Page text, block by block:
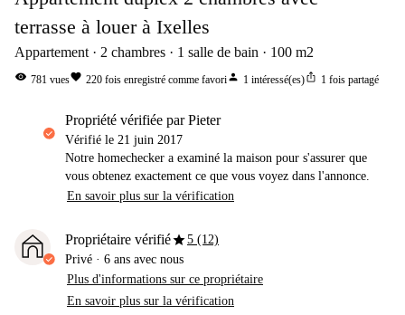
terrasse à louer à Ixelles
Appartement 2 chambres 1 salle de bain 100 m2
visibility 781 vuesfavorite 220 fois enregistré comme favoriperson 1 intéressé(es)ios_share 1 fois partagé
propriété vérifiée par Pieter
Vérifié le 21 juin 2017
Notre homechecker a examiné la maison pour s'assurer que
vous obtenez exactement ce que vous voyez dans l'annonce.
En savoir plus sur la vérification
Propriétaire vérifiéstar5 (12)
Privé · 6 ans avec nous
Plus d'informations sur ce propriétaire
En savoir plus sur la vérification